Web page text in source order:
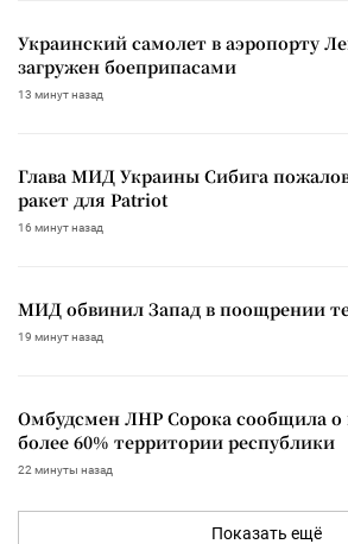
Украинский самолет в аэропорту
загружен боеприпасами
13 минут назад
Глава МИД Украины Сибига
ракет для Patriot
16 минут назад
МИД обвинил Запад в поощрении
19 минут назад
Омбудсмен ЛНР Сорока сообщила
более 60% территории республики
22 минуты назад
Показать ещё